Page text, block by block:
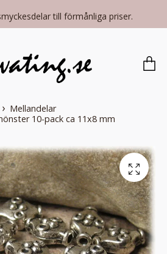
till förmånliga priser.
Mellandelar
10-pack ca 11x8 mm